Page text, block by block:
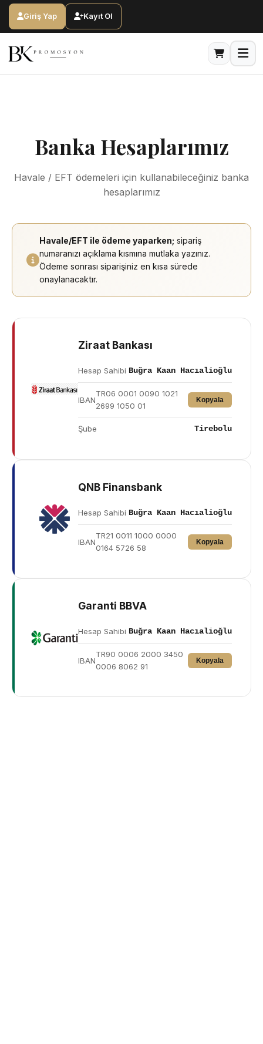
Giriş Yap Kayıt Ol
Ana Sayfa Banka Hesaplarımız
Banka Hesaplarımız
Havale / EFT ödemeleri için kullanabileceğiniz banka
hesaplarımız
Havale/EFT ile ödeme yaparken; sipariş
numaranızı açıklama kısmına mutlaka yazınız.
Ödeme sonrası siparişiniz en kısa sürede
onaylanacaktır.
Ziraat Bankası
Hesap Sahibi Buğra Kaan Hacıalioğlu
IBAN
TR06 0001 0090 1021
2699 1050 01
Kopyala
Şube Tirebolu
QNB Finansbank
Hesap Sahibi Buğra Kaan Hacıalioğlu
IBAN
TR21 0011 1000 0000
0164 5726 58
Kopyala
Garanti BBVA
Hesap Sahibi Buğra Kaan Hacıalioğlu
IBAN
TR90 0006 2000 3450
0006 8062 91
Kopyala